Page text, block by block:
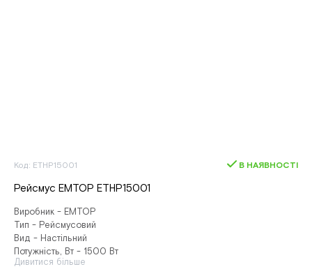
Код: ETHP15001 В НАЯВНОСТІ
Рейсмус EMTOP ETHP15001
Виробник - EMTOP
Тип - Рейсмусовий
Вид - Настільний
Потужність, Вт - 1500 Вт
Дивитися більше